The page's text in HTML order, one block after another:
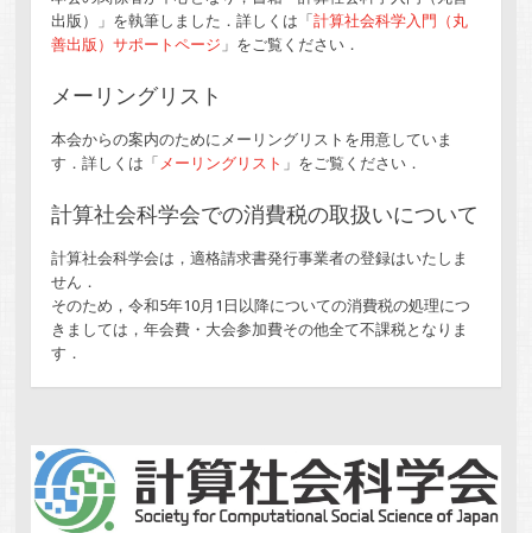
出版）」を執筆しました．詳しくは「計算社会科学入門（丸
善出版）サポートページ 」をご覧ください．
メーリングリスト
本会からの案内のためにメーリングリストを用意していま
す．詳しくは「 メーリングリスト 」をご覧ください．
計算社会科学会での消費税の取扱いについて
計算社会科学会は，適格請求書発行事業者の登録はいたしま
せん．
そのため，令和5年10月1日以降についての消費税の処理につ
きましては，年会費・大会参加費その他全て不課税となりま
す．